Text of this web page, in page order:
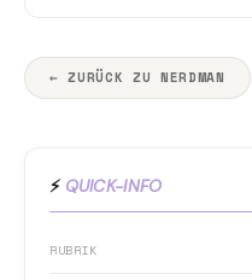
← ZURÜCK ZU NERDMAN
⚡ QUICK-INFO
RUBRIK